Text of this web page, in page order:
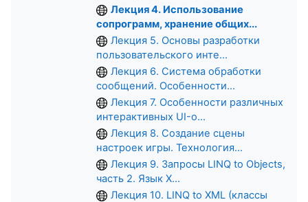
Лекция 4. Использование
сопрограмм, хранение общих...
Лекция 5. Основы разработки
пользовательского инте...
Лекция 6. Система обработки
сообщений. Особенности...
Лекция 7. Особенности различных
интерактивных UI-о...
Лекция 8. Создание сцены
настроек игры. Технология...
Лекция 9. Запросы LINQ to Objects,
часть 2. Язык X...
Лекция 10. LINQ to XML (классы